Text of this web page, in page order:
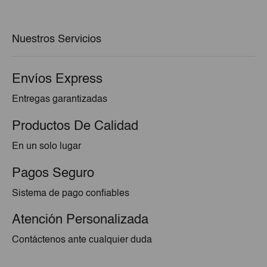
Nuestros Servicios
Envíos Express
Entregas garantizadas
Productos De Calidad
En un solo lugar
Pagos Seguro
Sistema de pago confiables
Atención Personalizada
Contáctenos ante cualquier duda